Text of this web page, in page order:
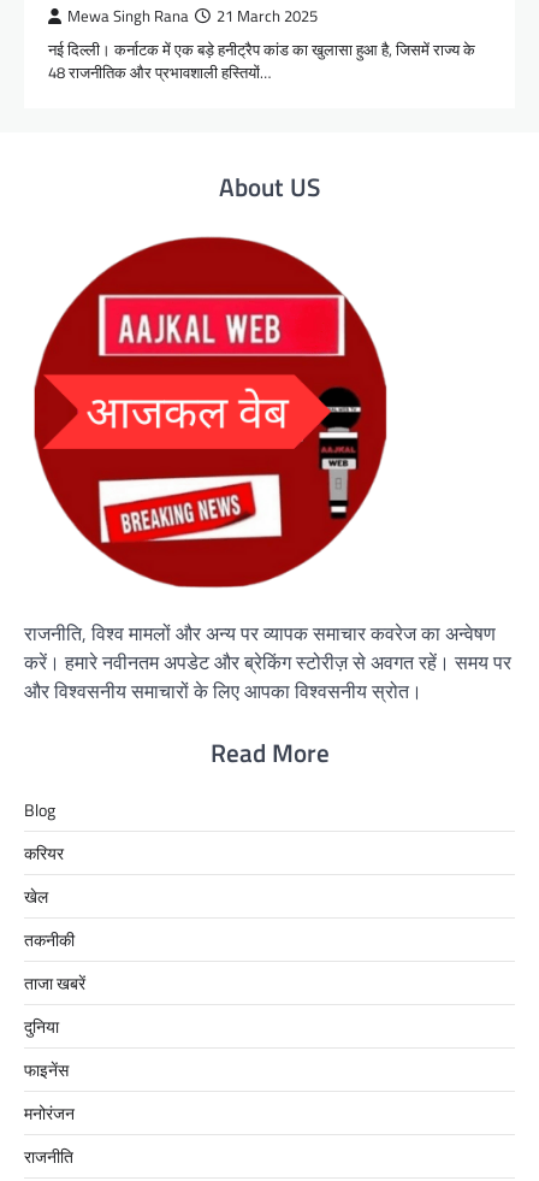
Mewa Singh Rana 21 March 2025
नई दिल्ली। कर्नाटक में एक बड़े हनीट्रैप कांड का खुलासा हुआ है, जिसमें राज्य के
48 राजनीतिक और प्रभावशाली हस्तियों…
About US
राजनीति, विश्व मामलों और अन्य पर व्यापक समाचार कवरेज का अन्वेषण
करें। हमारे नवीनतम अपडेट और ब्रेकिंग स्टोरीज़ से अवगत रहें। समय पर
और विश्वसनीय समाचारों के लिए आपका विश्वसनीय स्रोत।
Read More
Blog
करियर
खेल
तकनीकी
ताजा खबरें
दुनिया
फाइनेंस
मनोरंजन
राजनीति